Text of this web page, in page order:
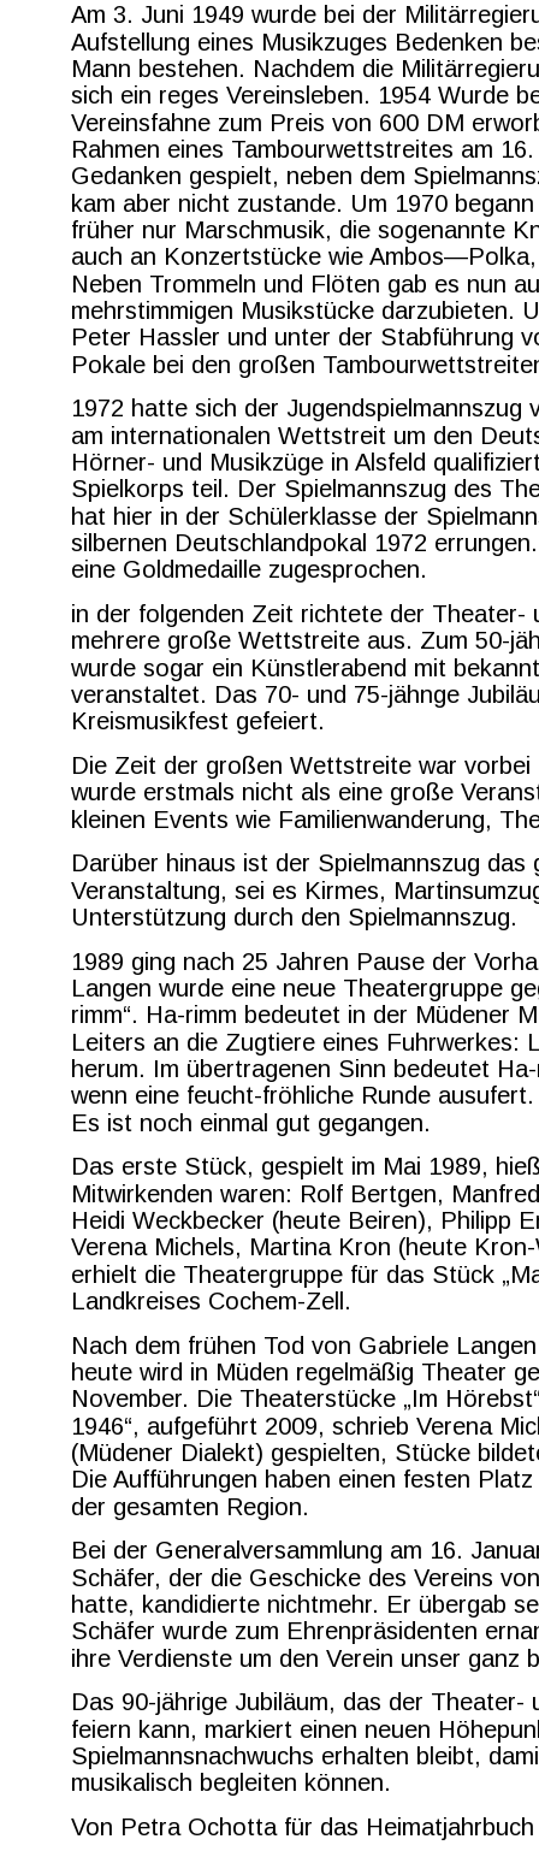
Am 3. Juni 1949 wurde bei der
Aufstellung eines Musikzuges Bedenken
Mann bestehen. Nachdem die
sich ein reges Vereinsleben. 1954 Wurde
Vereinsfahne zum Preis von 600 DM
Rahmen eines Tambourwettstreites am
Gedanken gespielt, neben dem
kam aber nicht zustande. Um 1970
früher nur Marschmusik, die sogenannte
auch an Konzertstücke wie
Neben Trommeln und Flöten gab es nun
mehrstimmigen Musikstücke darzubieten.
Peter Hassler und unter der Stabführung
Pokale bei den großen
1972 hatte sich der
am internationalen Wettstreit um den
Hörner- und Musikzüge in Alsfeld
Spielkorps teil. Der Spielmannszug des
hat hier in der Schülerklasse der
silbernen Deutschlandpokal 1972
eine Goldmedaille zugesprochen.
in der folgenden Zeit richtete der Theater-
mehrere große Wettstreite aus. Zum 50-
wurde sogar ein Künstlerabend mit
veranstaltet. Das 70- und 75-jähnge
Kreismusikfest gefeiert.
Die Zeit der großen Wettstreite war
wurde erstmals nicht als eine große
kleinen Events wie Familienwanderung,
Darüber hinaus ist der Spielmannszug
Veranstaltung, sei es Kirmes,
Unterstützung durch den Spielmannszug.
1989 ging nach 25 Jahren Pause der
Langen wurde eine neue Theatergruppe
rimm“. Ha-rimm bedeutet in der Müdener
Leiters an die Zugtiere eines Fuhrwerkes:
herum. Im übertragenen Sinn bedeutet
wenn eine feucht-fröhliche Runde
Es ist noch einmal gut gegangen.
Das erste Stück, gespielt im Mai 1989,
Mitwirkenden waren: Rolf Bertgen,
Heidi Weckbecker (heute Beiren), Philipp
Verena Michels, Martina Kron (heute
erhielt die Theatergruppe für das Stück
Landkreises Cochem-Zell.
Nach dem frühen Tod von Gabriele
heute wird in Müden regelmäßig Theater
November. Die Theaterstücke „Im
1946“, aufgeführt 2009, schrieb Verena
(Müdener Dialekt) gespielten, Stücke
Die Aufführungen haben einen festen
der gesamten Region.
Bei der Generalversammlung am 16.
Schäfer, der die Geschicke des Vereins
hatte, kandidierte nichtmehr. Er übergab
Schäfer wurde zum Ehrenpräsidenten
ihre Verdienste um den Verein unser ganz
Das 90-jährige Jubiläum, das der
feiern kann, markiert einen neuen
Spielmannsnachwuchs erhalten bleibt,
musikalisch begleiten können.
Von Petra Ochotta für das